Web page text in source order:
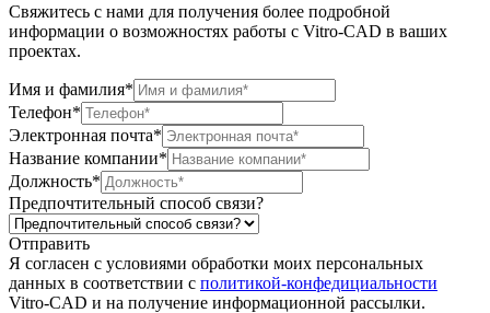
Свяжитесь с нами для получения более подробной
информации о возможностях работы с Vitro-CAD в ваших
проектах.
Имя и фамилия*
Телефон*
Электронная почта*
Название компании*
Должность*
Предпочтительный способ связи?
Отправить
Я согласен c условиями обработки моих персональных
данных в соответствии с политикой-конфедициальности
Vitro-CAD и на получение информационной рассылки.